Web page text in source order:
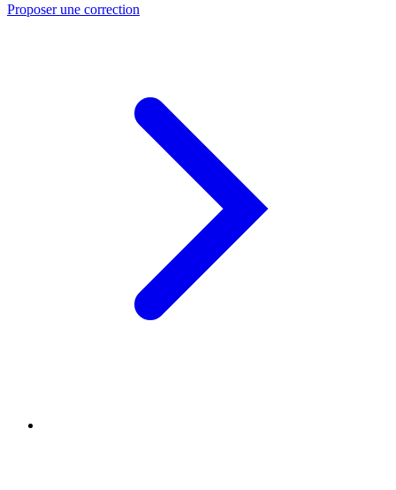
Proposer une correction